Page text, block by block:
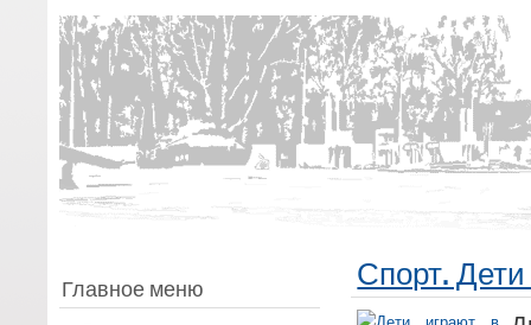
Главное меню Спорт. Дети